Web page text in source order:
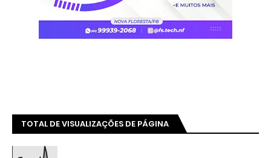
TOTAL DE VISUALIZAÇÕES DE PÁGINA